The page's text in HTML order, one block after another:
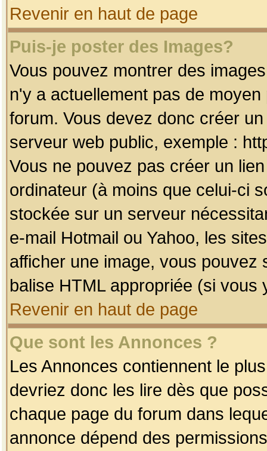
Revenir en haut de page
Puis-je poster des Images?
Vous pouvez montrer des
n'y a actuellement pas de
forum. Vous devez donc créer
serveur web public, exemple :
Vous ne pouvez pas créer un
ordinateur (à moins que celui-ci
stockée sur un serveur
e-mail Hotmail ou Yahoo, les
afficher une image, vous pouvez
balise HTML appropriée (si vous
Revenir en haut de page
Que sont les Annonces ?
Les Annonces contiennent le
devriez donc les lire dès que
chaque page du forum dans
annonce dépend des